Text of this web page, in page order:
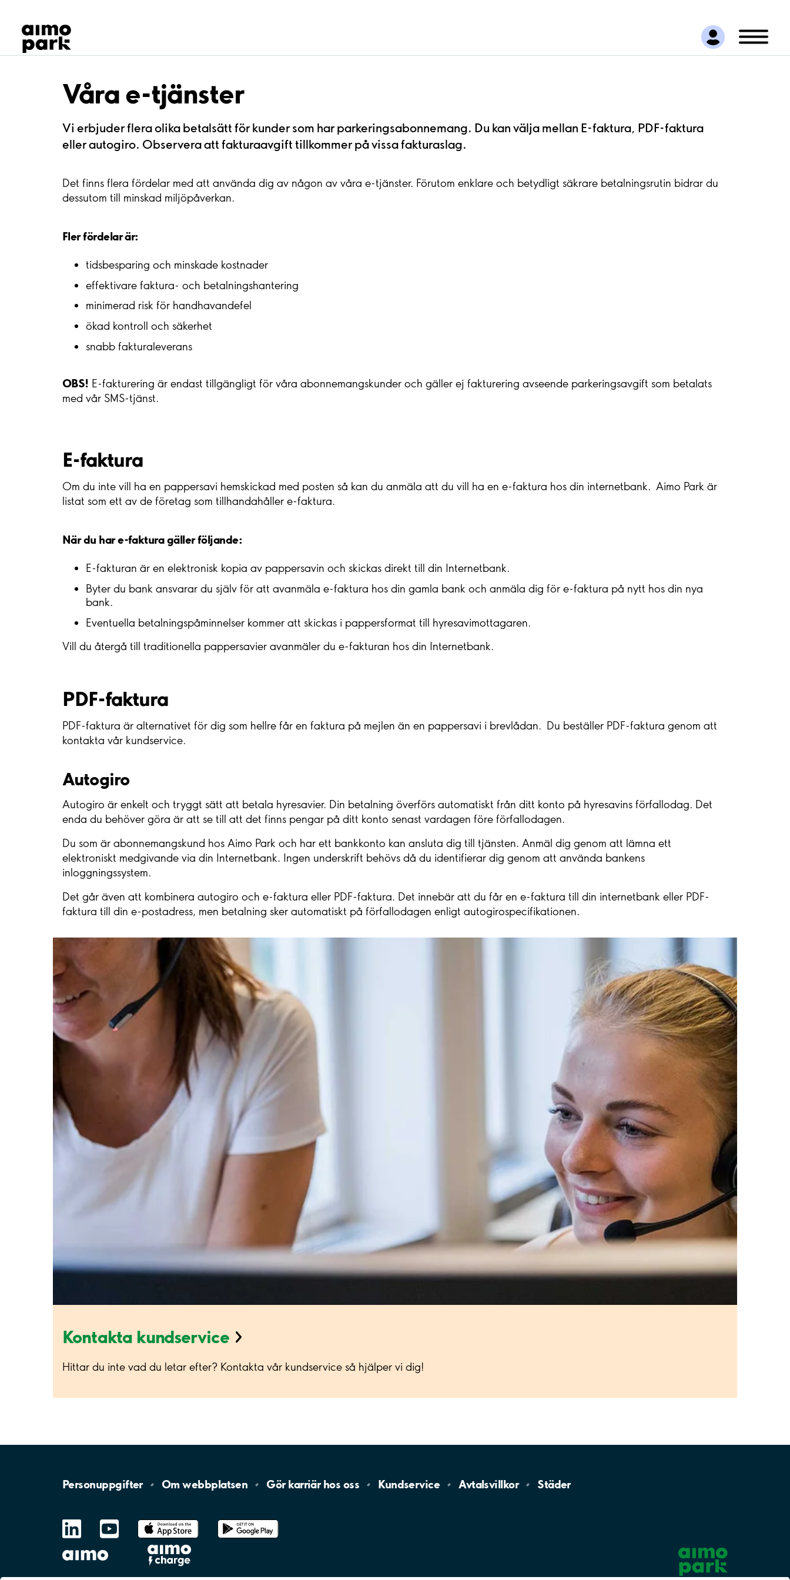
Hitta parkering
Samarbete
Kundservice
Om Aimo Park
Våra e-tjänster
Vi erbjuder flera olika betalsätt för kunder som har parkeringsabonnemang. Du kan välja mellan E-faktura, PDF-faktura
eller autogiro. Observera att fakturaavgift tillkommer på vissa fakturaslag.
Det finns flera fördelar med att använda dig av någon av våra e-tjänster. Förutom enklare och betydligt säkrare betalningsrutin bidrar du
dessutom till minskad miljöpåverkan.
Fler fördelar är:
tidsbesparing och minskade kostnader
effektivare faktura- och betalningshantering
minimerad risk för handhavandefel
ökad kontroll och säkerhet
snabb fakturaleverans
OBS! E-fakturering är endast tillgängligt för våra abonnemangskunder och gäller ej fakturering avseende parkeringsavgift som betalats
med vår SMS-tjänst.
E-faktura
Om du inte vill ha en pappersavi hemskickad med posten så kan du anmäla att du vill ha en e-faktura hos din internetbank. Aimo Park är
listat som ett av de företag som tillhandahåller e-faktura.
När du har e-faktura gäller följande:
E-fakturan är en elektronisk kopia av pappersavin och skickas direkt till din Internetbank.
Byter du bank ansvarar du själv för att avanmäla e-faktura hos din gamla bank och anmäla dig för e-faktura på nytt hos din nya
bank.
Eventuella betalningspåminnelser kommer att skickas i pappersformat till hyresavimottagaren.
Vill du återgå till traditionella pappersavier avanmäler du e-fakturan hos din Internetbank.
PDF-faktura
PDF-faktura är alternativet för dig som hellre får en faktura på mejlen än en pappersavi i brevlådan. Du beställer PDF-faktura genom att
kontakta vår kundservice.
Autogiro
Autogiro är enkelt och tryggt sätt att betala hyresavier. Din betalning överförs automatiskt från ditt konto på hyresavins förfallodag. Det
enda du behöver göra är att se till att det finns pengar på ditt konto senast vardagen före förfallodagen.
Du som är abonnemangskund hos Aimo Park och har ett bankkonto kan ansluta dig till tjänsten. Anmäl dig genom att lämna ett
elektroniskt medgivande via din Internetbank. Ingen underskrift behövs då du identifierar dig genom att använda bankens
inloggningssystem.
Det går även att kombinera autogiro och e-faktura eller PDF-faktura. Det innebär att du får en e-faktura till din internetbank eller PDF-
faktura till din e-postadress, men betalning sker automatiskt på förfallodagen enligt autogirospecifikationen.
Kontakta kundservice
Hittar du inte vad du letar efter? Kontakta vår kundservice så hjälper vi dig!
Personuppgifter Omwebbplatsen Gör karriär hos oss Kundservice Avtalsvillkor Städer